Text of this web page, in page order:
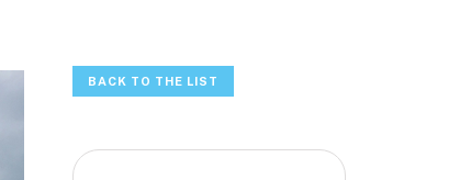
BACK TO THE LIST